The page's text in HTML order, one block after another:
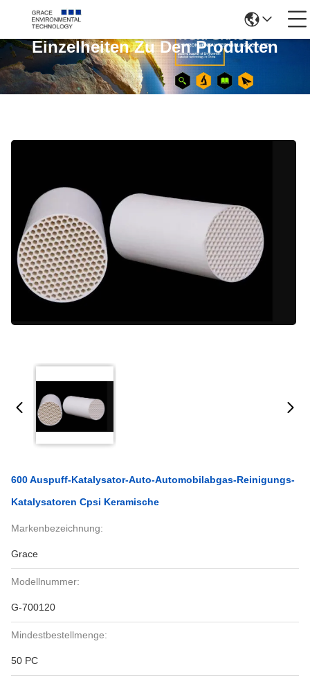
Einzelheiten Zu Den Produkten
600 Auspuff-Katalysator-Auto-Automobilabgas-Reinigungs-
Katalysatoren Cpsi Keramische
Markenbezeichnung:
Grace
Modellnummer:
G-700120
Mindestbestellmenge:
50 PC